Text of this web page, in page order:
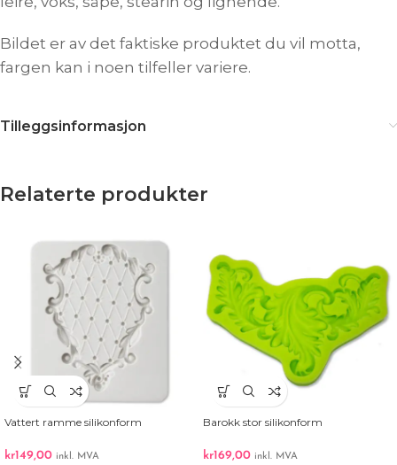
Bildet er av det faktiske produktet du vil motta,
fargen kan i noen tilfeller variere.
Tilleggsinformasjon
Relaterte produkter
Vattert ramme silikonform
kr149,00 inkl. MVA
Barokk stor silikonform
kr169,00 inkl. MVA